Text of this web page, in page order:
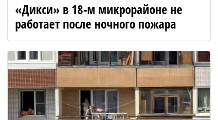
«Дикси» в 18-м микрорайоне не
работает после ночного пожара